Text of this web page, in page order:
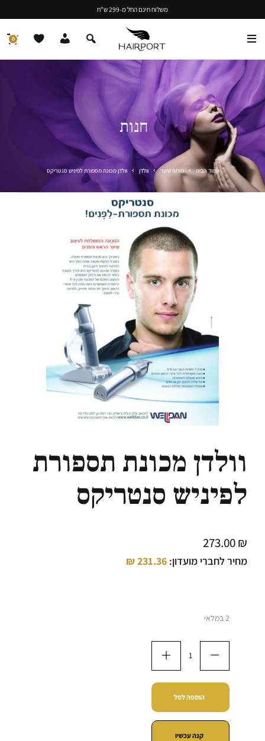
משלוח חינם החל מ-299 ש"ח
0
חנות
עמוד הבית מותגי שיער וולדן וולדן מכונת תספורת לפיניש סנטריקס
וולדן מכונת תספורת
לפיניש סנטריקס
273.00₪
מחיר לחברי מועדון: 231.36
₪
2 במלאי
הוספה לסל
קנה עכשיו